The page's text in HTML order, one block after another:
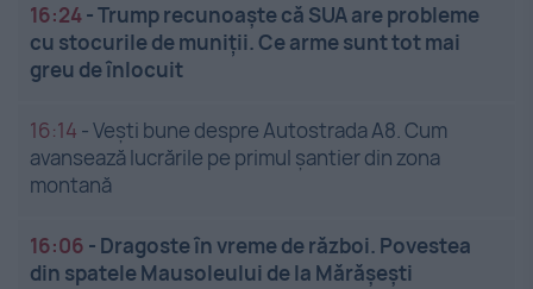
16:24-Trump recunoaște că SUA are probleme
cu stocurile de muniții. Ce arme sunt tot mai
greu de înlocuit
16:14 -Vești bune despre Autostrada A8. Cum
avansează lucrările pe primul șantier din zona
montană
16:06 - Dragoste în vreme de război. Povestea
din spatele Mausoleului de la Mărășești